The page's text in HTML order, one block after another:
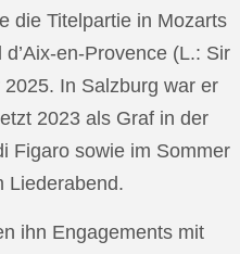
die Titelpartie in Mozarts
en-Provence (L.: Sir
In Salzburg war er
2023 als Graf in der
Figaro sowie im Sommer
Liederabend.
ihn Engagements mit